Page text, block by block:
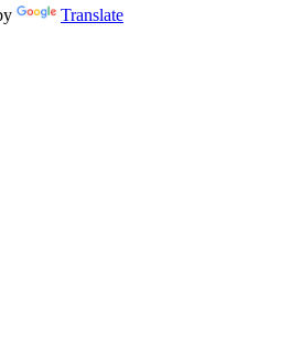
Translate